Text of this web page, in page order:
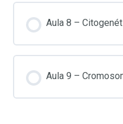
Aula 8 –
Aula 9 –